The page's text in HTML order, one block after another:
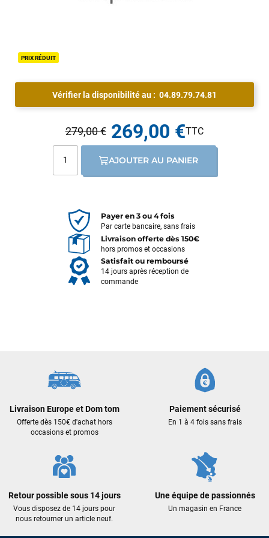
PRIX RÉDUIT
Vérifier la disponibilité au : 04.89.79.74.81
279,00 € 269,00 €
AJOUTER AU PANIER
Payer en 3 ou 4 fois
Par carte bancaire, sans frais
Livraison offerte dès 150€
hors promos et occasions
Satisfait ou remboursé
14 jours après réception de
commande
Livraison Europe et Dom tom
Offerte dès 150€ d'achat hors
occasions et promos
Paiement sécurisé
En 1 à 4 fois sans frais
Retour possible sous 14 jours
Vous disposez de 14 jours pour
nous retourner un article neuf.
Une équipe de passionnés
Un magasin en France
François
il y a un mois
J’ai commandé un pack via leur site internet. À peine la
commande validée, le magasin m’a appelé pour confirmer
sur le matériel à choisir, et m’a même offert du matériel en
plus. Niveau réactivité, c’est au top : la commande est partie
le lendemain, et j’ai bien reçu tout le matériel dans un colis
propre et soigné. Plus qu’à tester ça sur l’eau ! Je
recommande vivement ce magasin pour son
professionnalisme et sa réactivité.